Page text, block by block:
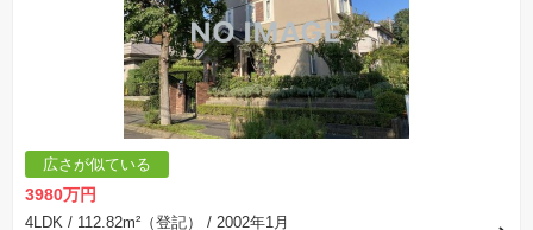
広さが似ている
3980万円
4LDK / 112.82m²（登記） / 2002年1月